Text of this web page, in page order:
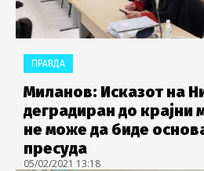
ПРАВДА
Миланов: Исказот на
деградиран до крајни
не може да биде
пресуда
05/02/2021 13:18